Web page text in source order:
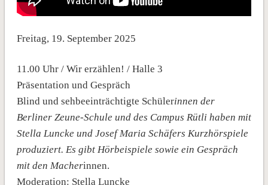
Freitag, 19. September 2025
11.00 Uhr / Wir erzählen! / Halle 3
Präsentation und Gespräch
Blind und sehbeeinträchtigte Schülerinnen der
Berliner Zeune-Schule und des Campus Rütli haben mit
Stella Luncke und Josef Maria Schäfers Kurzhörspiele
produziert. Es gibt Hörbeispiele sowie ein Gespräch
mit den Macherinnen.
Moderation: Stella Luncke